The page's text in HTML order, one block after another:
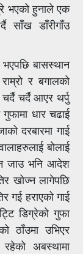
भएको हुनाले एक
साँख डाँरीगाँउ
बासस्थान
र बगालको
चर्दै आएर थर्पु
धार चढाई
दरबारमा गाई
बोलाई
जाउ भनि आदेश
खोज्न लागेपछि
गई हराएको गाई
डिग्रेको गुफा
ठाँउमा उभिएर
अबस्थामा